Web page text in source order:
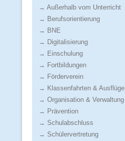
→ Außerhalb vom Unterricht
→ Berufsorientierung
→ BNE
→ Digitalisierung
→ Einschulung
→ Fortbildungen
→ Förderverein
→ Klassenfahrten & Ausflüge
→ Organisation & Verwaltung
→ Prävention
→ Schulabschluss
→ Schülervertretung